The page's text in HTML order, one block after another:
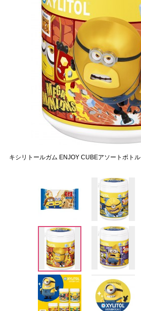
キシリトールガム ENJOY CUBEアソートボトル